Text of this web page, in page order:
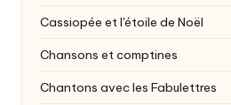
Cassiopée et l'étoile de Noël
Chansons et comptines
Chantons avec les Fabulettres